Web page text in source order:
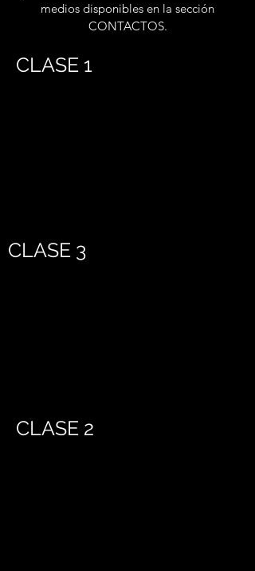
medios disponibles en la sección
CONTACTOS.
CLASE 1
CLASE 3
CLASE 2